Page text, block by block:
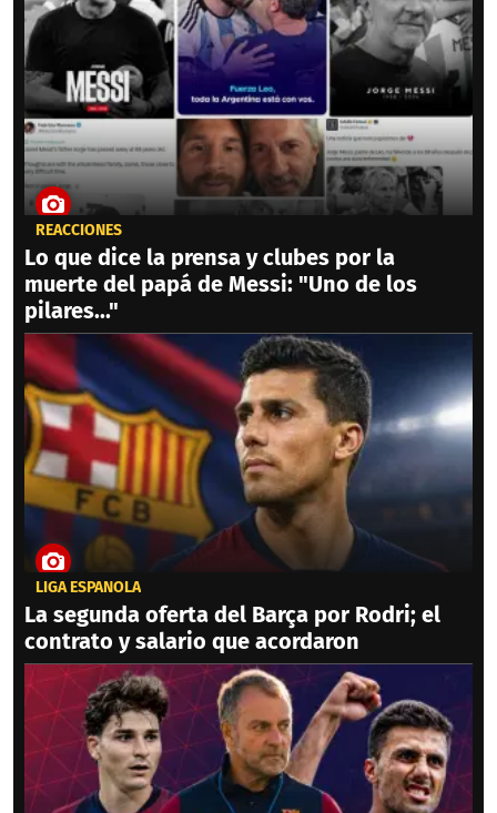
REACCIONES
Lo que dice la prensa y clubes por la
muerte del papá de Messi: "Uno de los
pilares..."
LIGA ESPAÑOLA
La segunda oferta del Barça por Rodri; el
contrato y salario que acordaron